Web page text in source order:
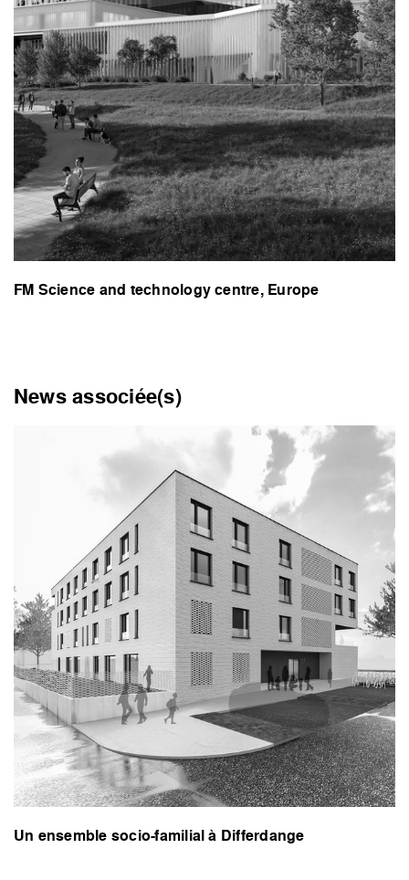
FM Science and technology centre, Europe
News associée(s)
Un ensemble socio-familial à Differdange